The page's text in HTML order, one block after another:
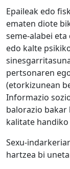
Epaileak edo
ematen diote
seme-alabei
edo kalte
pertsonaren
(etorkizunean
Informazio
balorazio bakar
kalitate
Sexu-
hartzea bi